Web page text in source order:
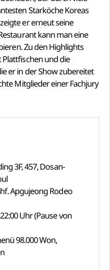
Starköche Koreas
er erneut seine
kann man eine
Zu den Highlights
und die
er in der Show zubereitet
Mitglieder einer Fachjury
3F, 457, Dosan-
Apgujeong Rodeo
Uhr (Pause von
98.000 Won,